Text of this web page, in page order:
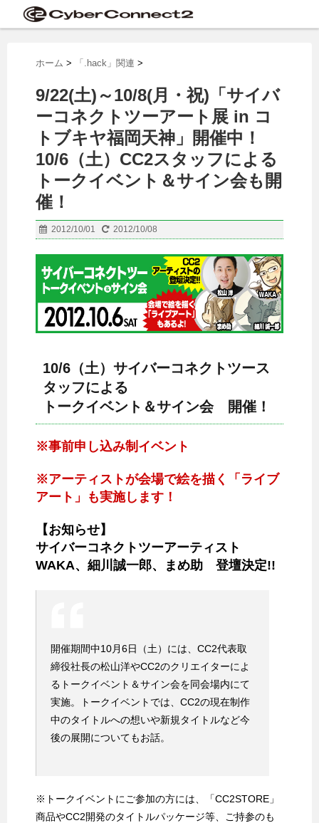
ホーム > 「.hack」関連 >
9/22(土)～10/8(月・祝)「サイバ
ーコネクトツーアート展 in コ
トブキヤ福岡天神」開催中！
10/6（土）CC2スタッフによる
トークイベント＆サイン会も開
催！
2012/10/01 2012/10/08
10/6（土）サイバーコネクトツース
タッフによる
トークイベント＆サイン会 開催！
※事前申し込み制イベント
※アーティストが会場で絵を描く「ライブ
アート」も実施します！
【お知らせ】
サイバーコネクトツーアーティスト
WAKA、細川誠一郎、まめ助 登壇決定!!
開催期間中10月6日（土）には、CC2代表取
締役社長の松山洋やCC2のクリエイターによ
るトークイベント＆サイン会を同会場内にて
実施。トークイベントでは、CC2の現在制作
中のタイトルへの想いや新規タイトルなど今
後の展開についてもお話。
※トークイベントにご参加の方には、「CC2STORE」
商品やCC2開発のタイトルパッケージ等、ご持参のも